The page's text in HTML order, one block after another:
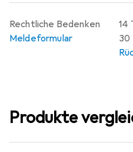
14
30
Rechtliche Bedenken
Meldeformular
Produkte